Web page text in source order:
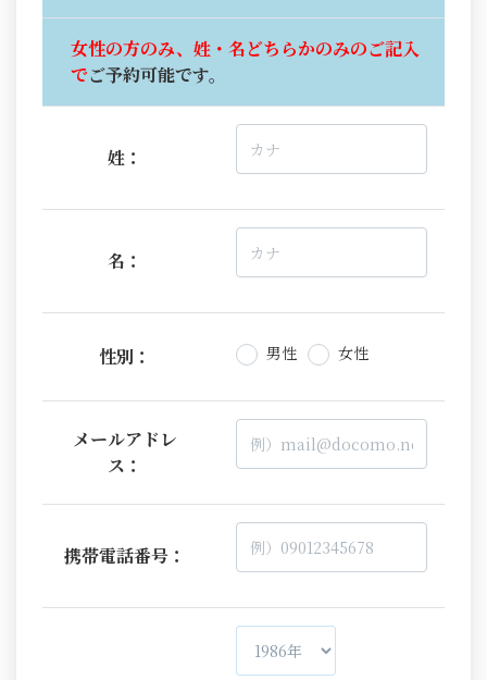
女性の方のみ、姓・名どちらかのみのご記入
でご予約可能です。
姓：
名：
性別： 男性 女性
メールアドレ
ス：
携帯電話番号：